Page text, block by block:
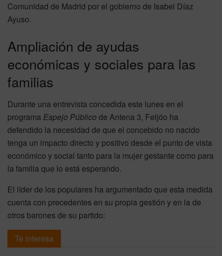
Comunidad de Madrid por el gobierno de Isabel Díaz
Ayuso.
Ampliación de ayudas
económicas y sociales para las
familias
Durante una entrevista concedida este lunes en el
programa Espejo Público de Antena 3, Feijóo ha
defendido la necesidad de que el concebido no nacido
tenga un impacto directo y positivo desde el punto de vista
económico y social tanto para la mujer gestante como para
la familia que lo está esperando.
El líder de los populares ha argumentado que esta medida
cuenta con precedentes en su propia gestión y en la de
otros barones de su partido:
Te interesa